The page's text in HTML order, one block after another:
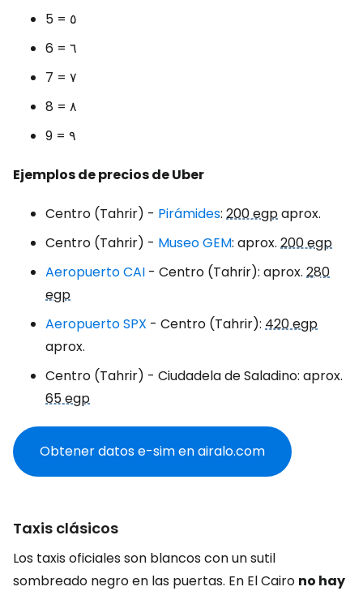
5 = ٥
6 = ٦
7 = ٧
8 = ٨
9 = ٩
Ejemplos de precios de Uber
Centro (Tahrir) - Pirámides: 200 egpaprox.
Centro (Tahrir) - Museo GEM: aprox. 200 egp
Aeropuerto CAI - Centro (Tahrir): aprox. 280
egp
Aeropuerto SPX - Centro (Tahrir): 420 egp
aprox.
Centro (Tahrir) - Ciudadela de Saladino: aprox.
65 egp
Obtener datos e-sim en airalo.com
Taxis clásicos
Los taxis oficiales son blancos con un sutil
sombreado negro en las puertas. En El Cairo no hay